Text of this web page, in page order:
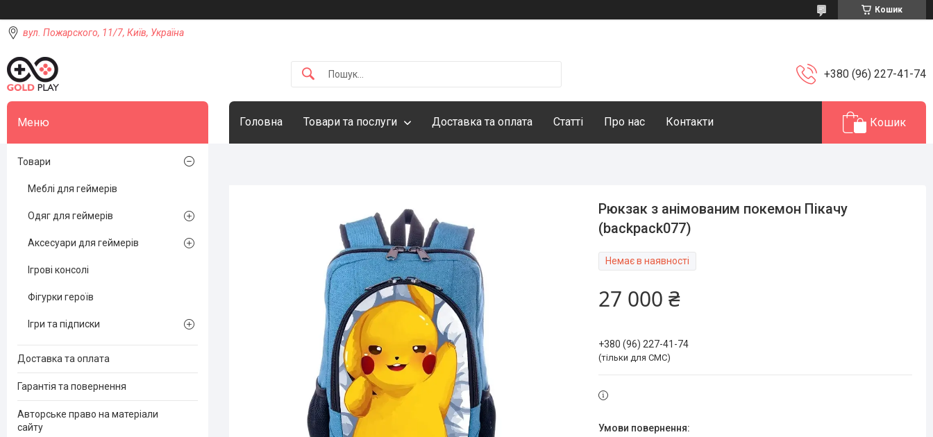
Кошик
вул. Пожарского, 11/7, Київ, Україна
+380 (96) 227-41-74
Головна Товари та послуги Доставка та оплата Статті Про нас Контакти Кошик
Рюкзак з анімованим покемон Пікачу
(backpack077)
Немає в наявності
27 000 ₴
+380 (96) 227-41-74
(тільки для СМС)
Товари
Меблі для геймерів
Одяг для геймерів
Аксесуари для геймерів
Ігрові консолі
Фігурки героїв
Ігри та підписки
Доставка та оплата
Гарантія та повернення
Авторське право на матеріали
сайту